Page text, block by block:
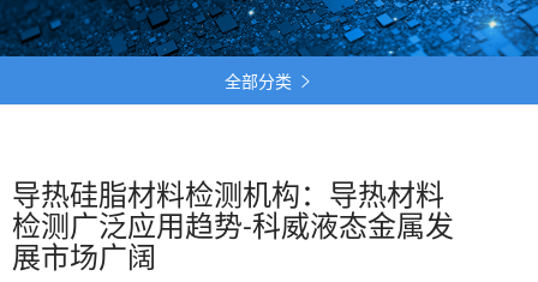
全部分类 
导热硅脂材料检测机构：导热材料
检测广泛应用趋势-科威液态金属发
展市场广阔